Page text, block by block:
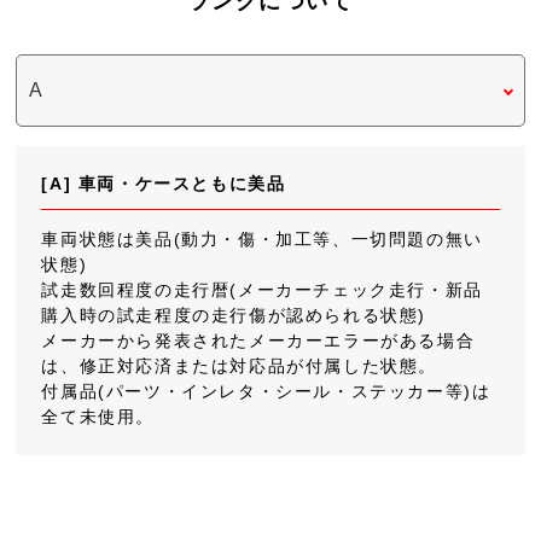
[A] 車両・ケースともに美品
車両状態は美品(動力・傷・加工等、一切問題の無い
状態)
試走数回程度の走行暦(メーカーチェック走行・新品
購入時の試走程度の走行傷が認められる状態)
メーカーから発表されたメーカーエラーがある場合
は、修正対応済または対応品が付属した状態。
付属品(パーツ・インレタ・シール・ステッカー等)は
全て未使用。